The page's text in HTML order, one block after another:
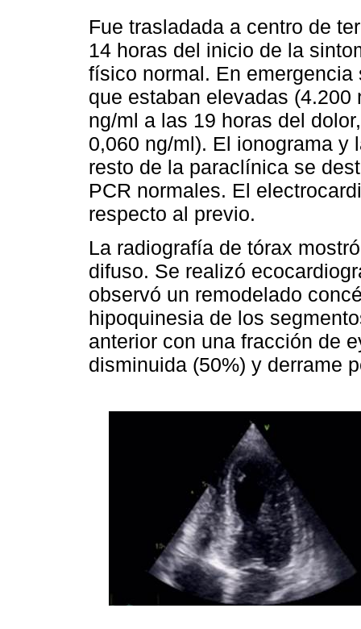
Fue trasladada a centro de
14 horas del inicio de la
físico normal. En
que estaban elevadas
ng/ml a las 19 horas del
0,060 ng/ml). El ionograma y
resto de la paraclínica se
PCR normales. El
respecto al previo.
La radiografía de tórax
difuso. Se realizó
observó un remodelado
hipoquinesia de los
anterior con una fracción de
disminuida (50%) y derrame